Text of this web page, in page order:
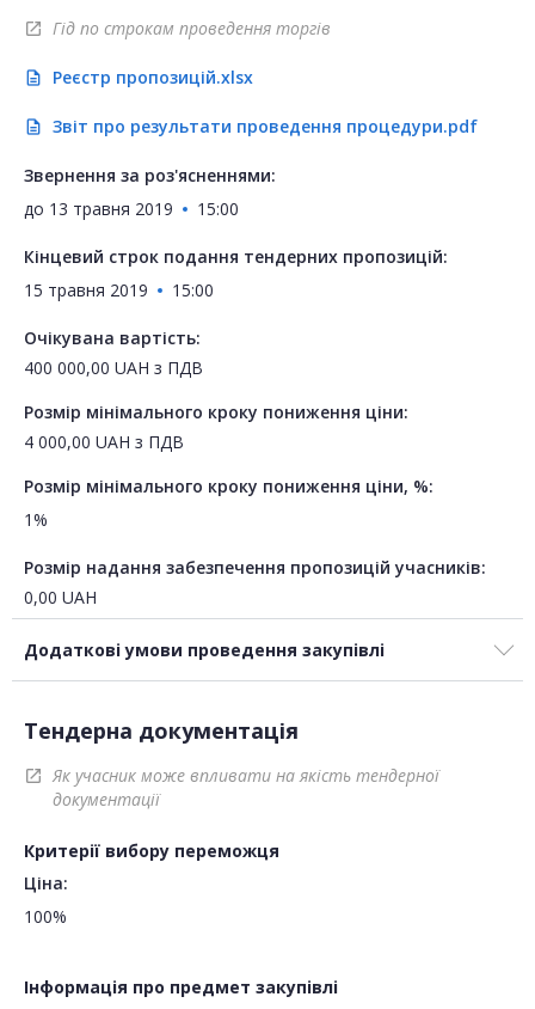
open_in_new Гід по строкам проведення торгів
description Реєстр пропозицій.xlsx
description Звіт про результати проведення процедури.pdf
Звернення за роз'ясненнями:
до 13 травня 2019 15:00
Кінцевий строк подання тендерних пропозицій:
15 травня 2019
15:00
Очікувана вартість:
400 000,00 UAH з ПДВ
Розмір мінімального кроку пониження ціни:
4 000,00 UAH з ПДВ
Розмір мінімального кроку пониження ціни, %:
1%
Розмір надання забезпечення пропозицій учасників:
0,00 UAH
Додаткові умови проведення закупівлі
Тендерна документація
open_in_new
Як учасник може впливати на якість тендерної
документації
Критерії вибору переможця
Ціна:
100%
Інформація про предмет закупівлі